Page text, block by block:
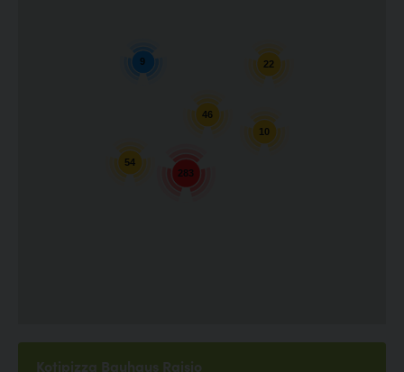
283
54
22
9
46
10
Kotipizza Bauhaus Raisio